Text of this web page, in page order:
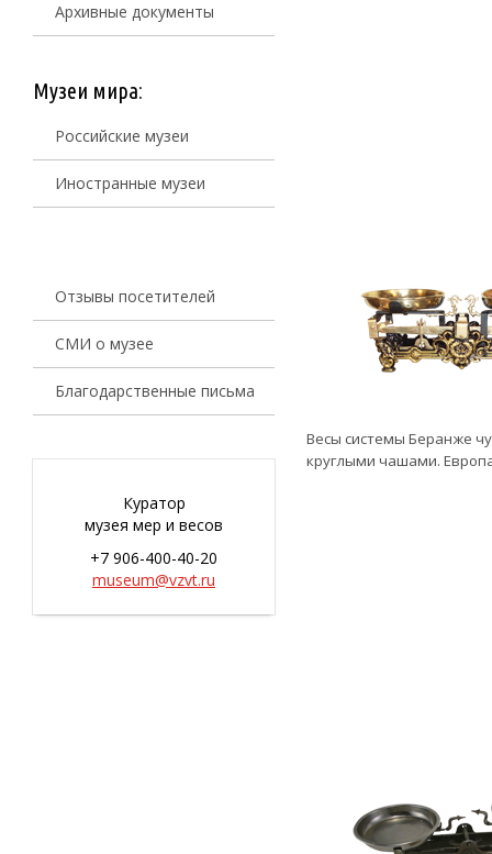
Архивные документы
Музеи мира:
Российские музеи
Иностранные музеи
Отзывы посетителей
СМИ о музее
Благодарственные письма
Куратор
музея мер и весов
+7 906-400-40-20
museum@vzvt.ru
Весы системы Беранже
круглыми чашами.